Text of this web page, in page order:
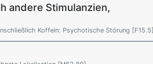
andere Stimulanzien,
Koffein: Psychotische Störung [F15.5]